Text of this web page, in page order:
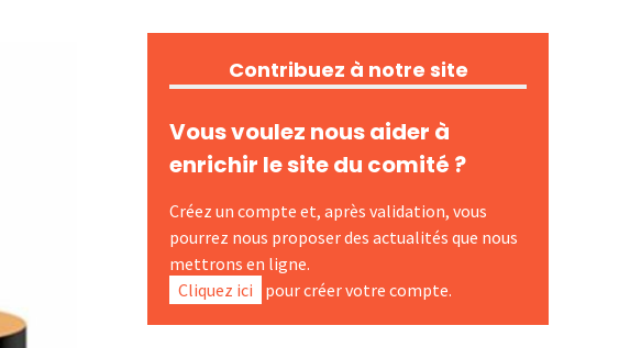
Contribuez à notre site
Vous voulez nous aider à
enrichir le site du comité ?
Créez un compte et, après validation, vous
pourrez nous proposer des actualités que nous
mettrons en ligne.
Cliquez ici
pour créer votre compte.